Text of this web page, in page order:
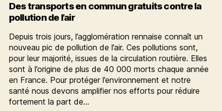
Des transports en commun gratuits contre la
pollution de l’air
Depuis trois jours, l’agglomération rennaise connaît un
nouveau pic de pollution de l’air. Ces pollutions sont,
pour leur majorité, issues de la circulation routière. Elles
sont à l’origine de plus de 40 000 morts chaque année
en France. Pour protéger l’environnement et notre
santé nous devons amplifier nos efforts pour réduire
fortement la part de…